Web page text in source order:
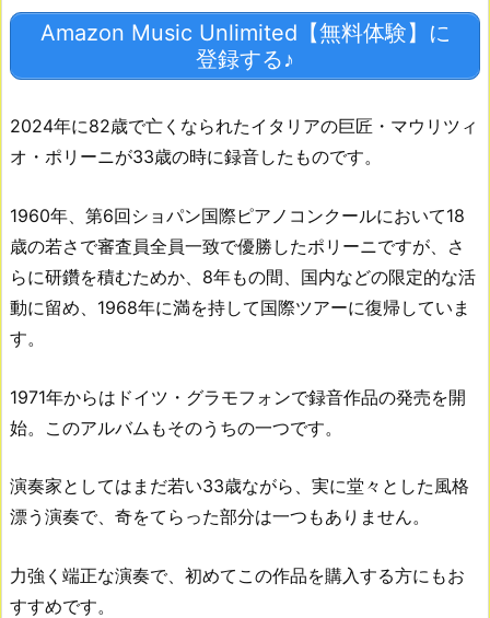
Amazon Music Unlimited【無料体験】に
登録する♪
2024年に82歳で亡くなられたイタリアの巨匠・マウリツィ
オ・ポリーニが33歳の時に録音したものです。
1960年、第6回ショパン国際ピアノコンクールにおいて18
歳の若さで審査員全員一致で優勝したポリーニですが、さ
らに研鑽を積むためか、8年もの間、国内などの限定的な活
動に留め、1968年に満を持して国際ツアーに復帰していま
す。
1971年からはドイツ・グラモフォンで録音作品の発売を開
始。このアルバムもそのうちの一つです。
演奏家としてはまだ若い33歳ながら、実に堂々とした風格
漂う演奏で、奇をてらった部分は一つもありません。
力強く端正な演奏で、初めてこの作品を購入する方にもお
すすめです。